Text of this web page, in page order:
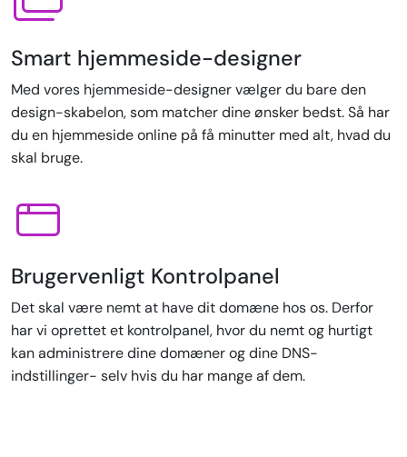
Smart hjemmeside-designer
Med vores hjemmeside-designer vælger du bare den
design-skabelon, som matcher dine ønsker bedst. Så har
du en hjemmeside online på få minutter med alt, hvad du
skal bruge.
Brugervenligt Kontrolpanel
Det skal være nemt at have dit domæne hos os. Derfor
har vi oprettet et kontrolpanel, hvor du nemt og hurtigt
kan administrere dine domæner og dine DNS-
indstillinger- selv hvis du har mange af dem.